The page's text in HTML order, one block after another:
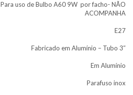
Para uso de Bulbo A60 9W por facho- NÃO
ACOMPANHA
E27
Fabricado em Alumínio – Tubo 3″
Em Alumínio
Parafuso inox